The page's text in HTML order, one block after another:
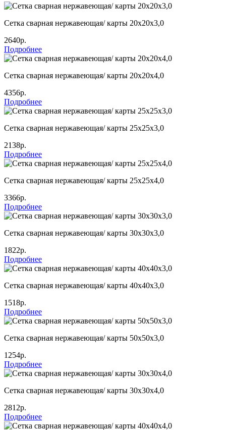
Сетка сварная нержавеющая/ карты 20х20х3,0
2640р.
Подробнее
Сетка сварная нержавеющая/ карты 20х20х4,0
4356р.
Подробнее
Сетка сварная нержавеющая/ карты 25х25х3,0
2138р.
Подробнее
Сетка сварная нержавеющая/ карты 25х25х4,0
3366р.
Подробнее
Сетка сварная нержавеющая/ карты 30х30х3,0
1822р.
Подробнее
Сетка сварная нержавеющая/ карты 40х40х3,0
1518р.
Подробнее
Сетка сварная нержавеющая/ карты 50х50х3,0
1254р.
Подробнее
Сетка сварная нержавеющая/ карты 30х30х4,0
2812р.
Подробнее